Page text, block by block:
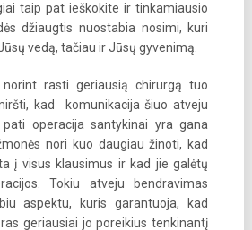
taip pat ieškokite ir tinkamiausio
džiaugtis nuostabia nosimi, kuri
vedą, tačiau ir Jūsų gyvenimą.
rasti geriausią chirurgą tuo
kad komunikacija šiuo atveju
pati operacija santykinai yra gana
nori kuo daugiau žinoti, kad
į visus klausimus ir kad jie galėtų
Tokiu atveju bendravimas
aspektu, kuris garantuoja, kad
geriausiai jo poreikius tenkinantį